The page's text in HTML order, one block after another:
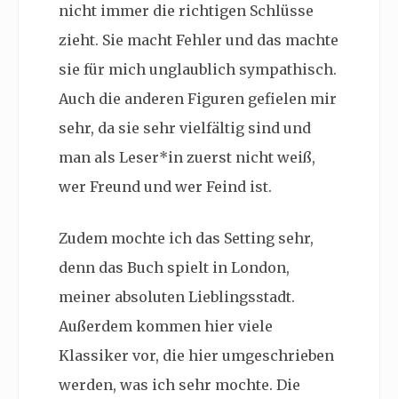
nicht immer die richtigen Schlüsse
zieht. Sie macht Fehler und das machte
sie für mich unglaublich sympathisch.
Auch die anderen Figuren gefielen mir
sehr, da sie sehr vielfältig sind und
man als Leser*in zuerst nicht weiß,
wer Freund und wer Feind ist.
Zudem mochte ich das Setting sehr,
denn das Buch spielt in London,
meiner absoluten Lieblingsstadt.
Außerdem kommen hier viele
Klassiker vor, die hier umgeschrieben
werden, was ich sehr mochte. Die